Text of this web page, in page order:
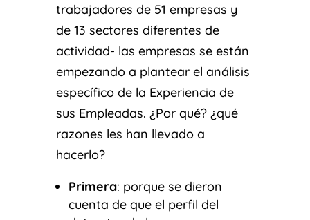
trabajadores de 51 empresas y
de 13 sectores diferentes de
actividad- las empresas se están
empezando a plantear el análisis
específico de la Experiencia de
sus Empleadas. ¿Por qué? ¿qué
razones les han llevado a
hacerlo?
Primera: porque se dieron
cuenta de que el perfil del